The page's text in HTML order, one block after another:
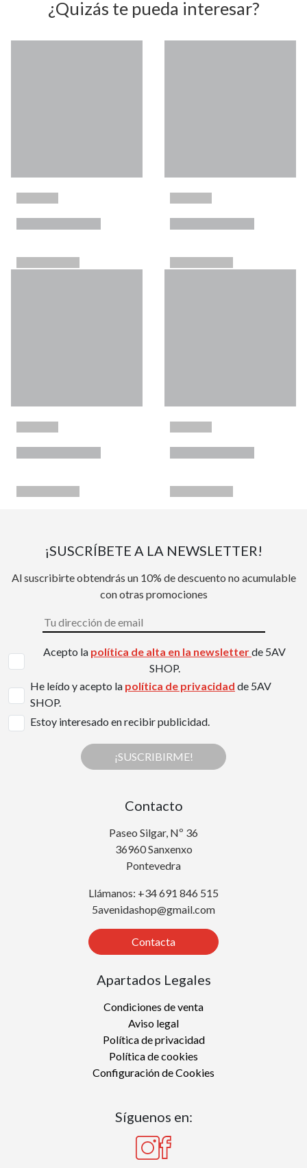
¿Quizás te pueda interesar?
¡SUSCRÍBETE A LA NEWSLETTER!
Al suscribirte obtendrás un 10% de descuento no acumulable
con otras promociones
Acepto la política de alta en la newsletterde 5AV
SHOP.
He leído y acepto la política de privacidad de 5AV
SHOP.
Estoy interesado en recibir publicidad.
¡SUSCRIBIRME!
Contacto
Paseo Silgar, Nº 36
36960 Sanxenxo
Pontevedra
Llámanos: +34 691 846 515
5avenidashop@gmail.com
Contacta
Apartados Legales
Condiciones de venta
Aviso legal
Política de privacidad
Política de cookies
Configuración de Cookies
Síguenos en: